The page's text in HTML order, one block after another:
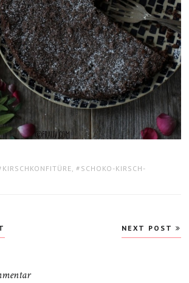
KIRSCHKONFITÜRE, SCHOKO-KIRSCH-
NEXT POST